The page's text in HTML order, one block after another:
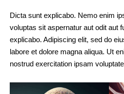
Dicta sunt explicabo. Nemo enim
voluptas sit aspernatur aut odit aut
explicabo. Adipiscing elit, sed do
labore et dolore magna aliqua. Ut
nostrud exercitation ipsam